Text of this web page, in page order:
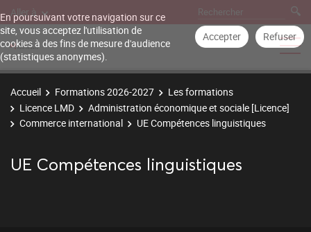
En poursuivant votre navigation sur ce
site, vous acceptez l'utilisation de
cookies à des fins de mesure d'audience
(statistiques anonymes).
Accepter Refuser
Aller à
Accueil Formations 2026-2027
Les formations
Licence LMD
Administration économique et sociale [Licence]
Commerce international
UE Compétences linguistiques
UE Compétences linguistiques